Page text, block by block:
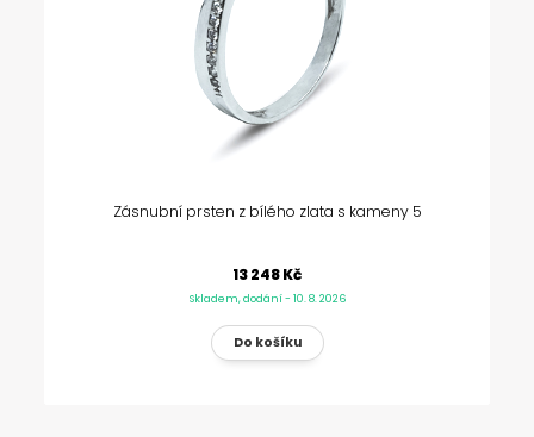
Zásnubní prsten z bílého zlata s kameny 5
13 248 Kč
Skladem, dodání - 10. 8. 2026